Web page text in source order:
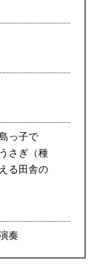
っ子で
さぎ（種
る田舎の
奏